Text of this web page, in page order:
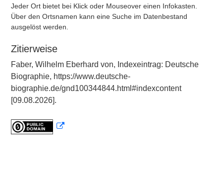
Jeder Ort bietet bei Klick oder Mouseover einen Infokasten.
Über den Ortsnamen kann eine Suche im Datenbestand
ausgelöst werden.
Zitierweise
Faber, Wilhelm Eberhard von, Indexeintrag: Deutsche
Biographie, https://www.deutsche-
biographie.de/gnd100344844.html#indexcontent
[09.08.2026].